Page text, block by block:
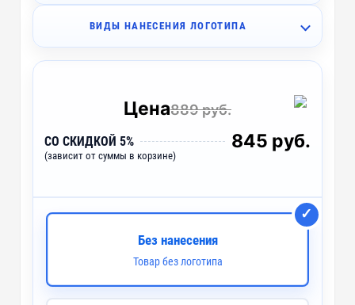
ВИДЫ НАНЕСЕНИЯ ЛОГОТИПА
I1 - Вышивка (10 цветов) ~ 4 дня
DTF3 - Печать DTF
DTF-F - Печать DTF с эффектами (1 цвет) ~ 4 дня
custm - Тканевые лейблы
Цена889 руб.
СО СКИДКОЙ 5%
(зависит от суммы в корзине)
845 руб.
Без нанесения
Товар без логотипа